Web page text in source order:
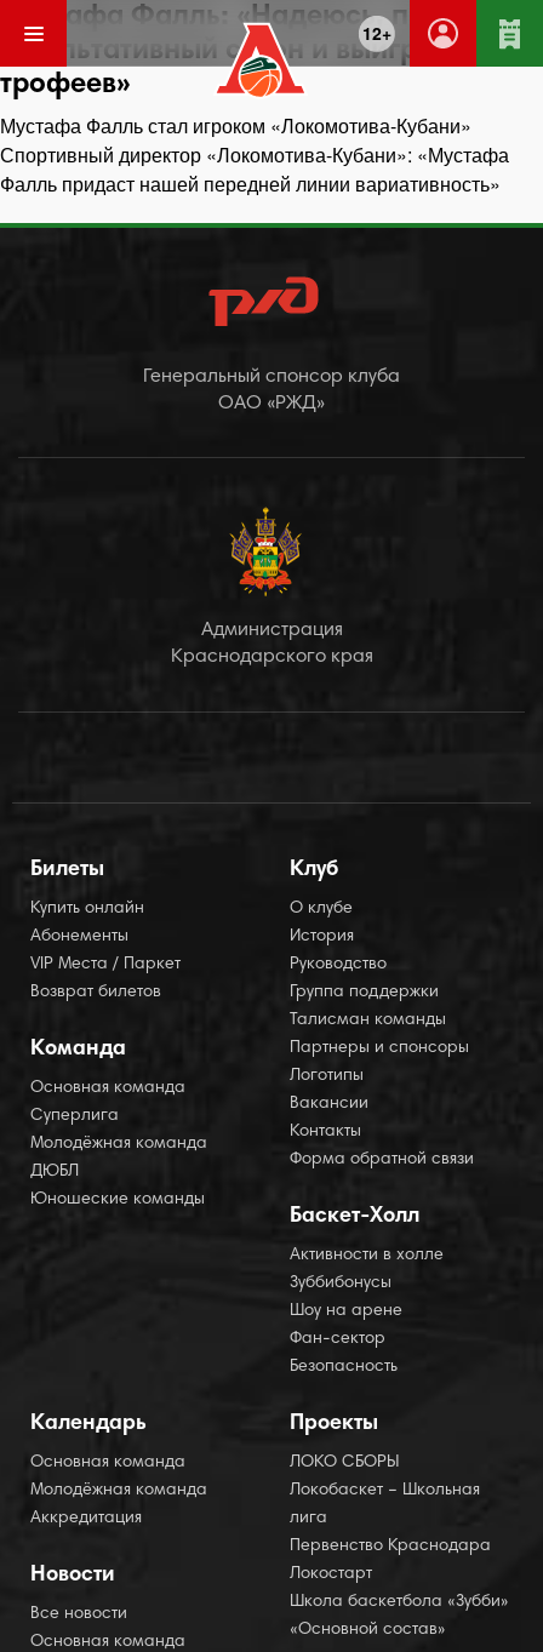
12+
Мустафа Фалль: «Надеюсь, проведем
результативный сезон и выиграем пару
трофеев»
Навигация
по
записям
Мустафа Фалль стал игроком «Локомотива-Кубани»
Спортивный директор «Локомотива-Кубани»: «Мустафа
Фалль придаст нашей передней линии вариативность»
Генеральный спонсор клуба
ОАО «РЖД»
Администрация
Краснодарского края
Билеты
Купить онлайн
Абонементы
VIP Места / Паркет
Возврат билетов
Команда
Основная команда
Суперлига
Молодёжная команда
ДЮБЛ
Юношеские команды
Клуб
О клубе
История
Руководство
Группа поддержки
Талисман команды
Партнеры и спонсоры
Логотипы
Вакансии
Контакты
Форма обратной связи
Баскет-Холл
Активности в холле
Зуббибонусы
Шоу на арене
Фан-сектор
Безопасность
Календарь
Основная команда
Молодёжная команда
Аккредитация
Новости
Все новости
Основная команда
Проекты
ЛОКО СБОРЫ
Локобаскет – Школьная
лига
Первенство Краснодара
Локостарт
Школа баскетбола «Зубби»
«Основной состав»